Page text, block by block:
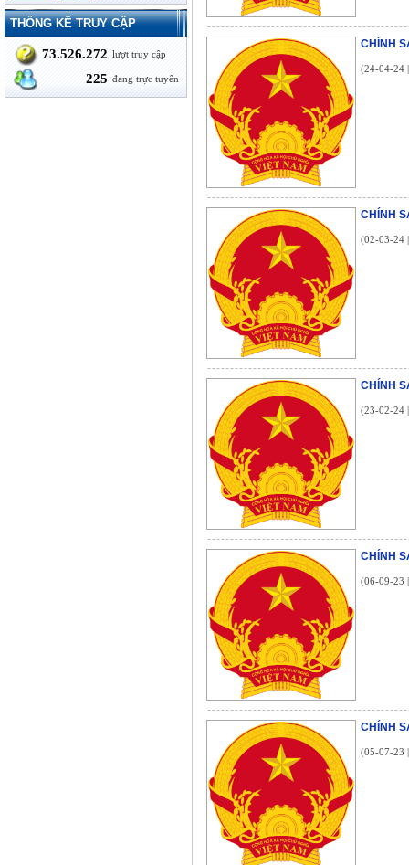
THỐNG KÊ TRUY CẬP
73.526.272 lượt truy cập
225 đang trực tuyến
CHÍNH
(24-04-24
CHÍNH
(02-03-24
CHÍNH
(23-02-24
CHÍNH
(06-09-23
CHÍNH
(05-07-23